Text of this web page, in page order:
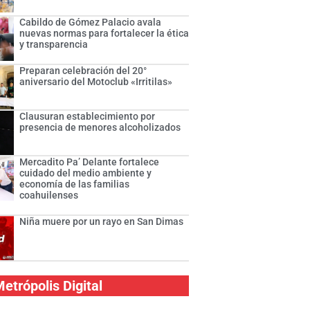
Cabildo de Gómez Palacio avala
nuevas normas para fortalecer la ética
y transparencia
Preparan celebración del 20°
aniversario del Motoclub «Irritilas»
Clausuran establecimiento por
presencia de menores alcoholizados
Mercadito Pa’ Delante fortalece
cuidado del medio ambiente y
economía de las familias
coahuilenses
Niña muere por un rayo en San Dimas
Digital